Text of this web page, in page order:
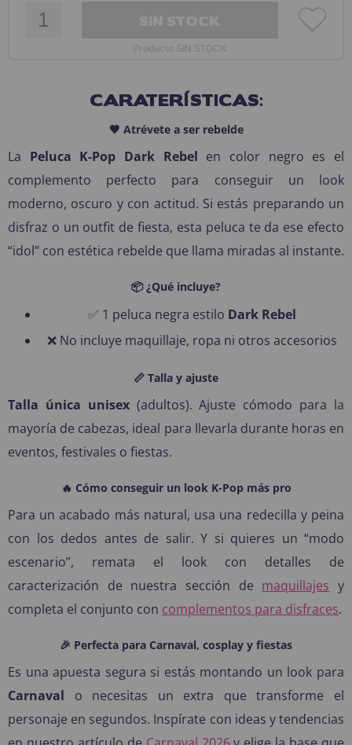
CARATERÍSTICAS:
🖤 Atrévete a ser rebelde
La Peluca K-Pop Dark Rebel en color negro es el
complemento perfecto para conseguir un look
moderno, oscuro y con actitud. Si estás preparando un
disfraz o un outfit de fiesta, esta peluca te da ese efecto
“idol” con estética rebelde que llama miradas al instante.
📦 ¿Qué incluye?
✅ 1 peluca negra estilo Dark Rebel
❌ No incluye maquillaje, ropa ni otros accesorios
📏 Talla y ajuste
Talla única unisex(adultos). Ajuste cómodo para la
mayoría de cabezas, ideal para llevarla durante horas en
eventos, festivales o fiestas.
🔥 Cómo conseguir un look K-Pop más pro
Para un acabado más natural, usa una redecilla y peina
con los dedos antes de salir. Y si quieres un “modo
escenario”, remata el look con detalles de
caracterización de nuestra sección de maquillajes y
completa el conjunto con complementos para disfraces.
🎉 Perfecta para Carnaval, cosplay y fiestas
Es una apuesta segura si estás montando un look para
Carnaval o necesitas un extra que transforme el
personaje en segundos. Inspírate con ideas y tendencias